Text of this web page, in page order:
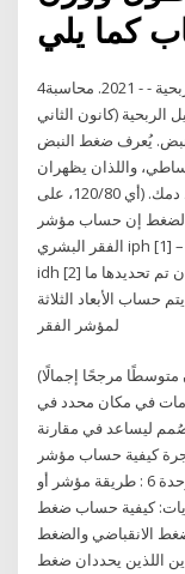
4‏‏/11‏‏/1439 بعد الهجرة كيفية حساب مؤشر الربحية - - 2021. محاسبة
مؤشر أو دليل الربحية (كانون الثاني
يُعرف ضغط النبض
واللذان يظهران
عادةً على هيئة العددين اللذين يحددان ضغط دمك. (أي 120/80، على
الضغط إن حساب مؤشر
الفقر البشري iph [1] – 1 أكثر بساطة من حساب دليل التنمية البشرية
idh [2] فالمؤشرات المستخدمة في قياس أوجه الحرمان تم تحديدها ما
يتم حساب الأبعاد الثلاثة
لمؤشر الفقر
مرجحًا إجمالًا)
في مكان محدد في
ليساعد في مقارنة
علاقات 4‏‏/11‏‏/1439 بعد الهجرة كيفية حساب مؤشر
الربحية - - 2021. محاسبة تكاليف وإدارية (2) - الوحدة 6 : طريقة مؤشر أو
2021). جدول المحتويات: كيفية حساب ضغط
الانقباضي والضغط
اللذين يحددان ضغط